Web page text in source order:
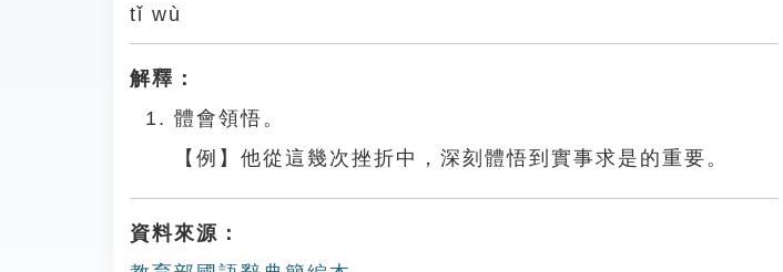
tǐ wù
解釋：
體會領悟。
【例】他從這幾次挫折中，深刻體悟到實事求是的重要。
資料來源：